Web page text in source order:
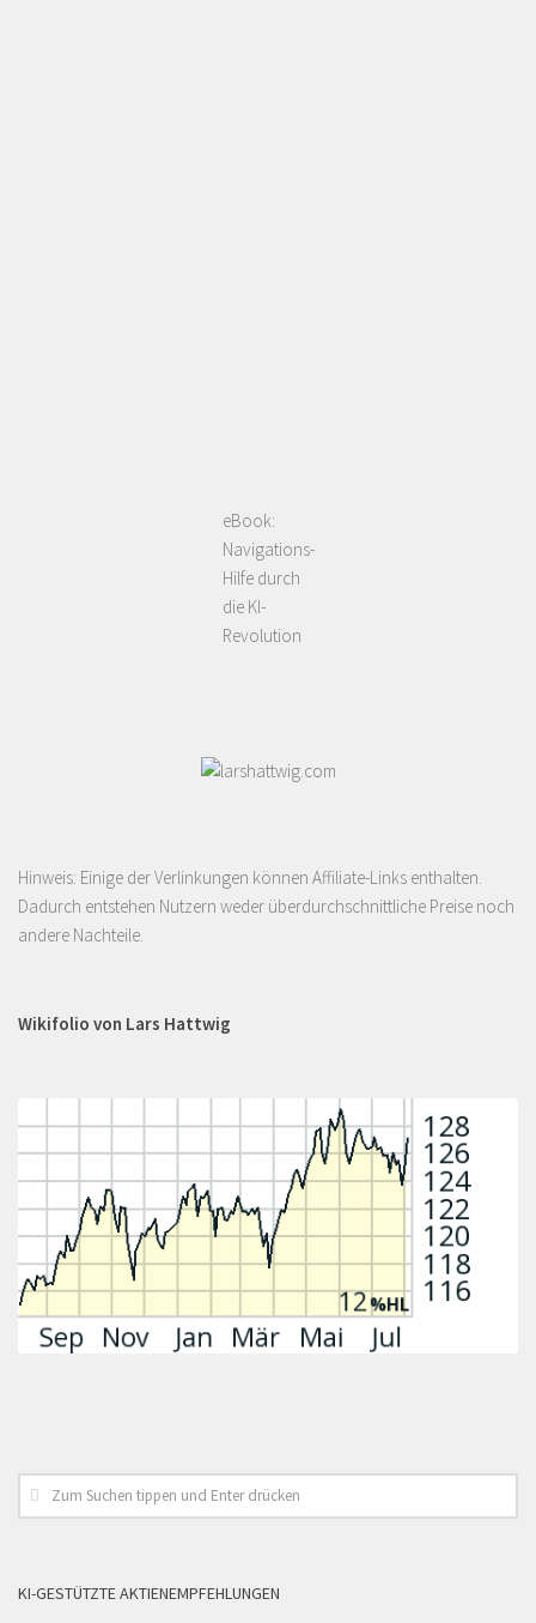
eBook:
Navigations-
Hilfe durch
die KI-
Revolution
Hinweis: Einige der Verlinkungen können Affiliate-Links enthalten.
Dadurch entstehen Nutzern weder überdurchschnittliche Preise noch
andere Nachteile.
Wikifolio von Lars Hattwig
KI-GESTÜTZTE AKTIENEMPFEHLUNGEN